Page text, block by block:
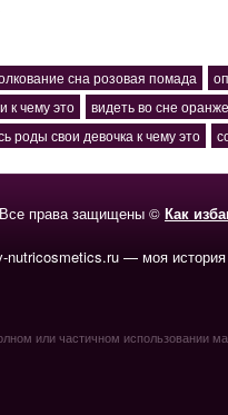
сна розовая помада
к чему это
видеть во сне
роды свои девочка к чему это
Все права защищены © Как
nutricosmetics.ru — моя
или частичном использовании